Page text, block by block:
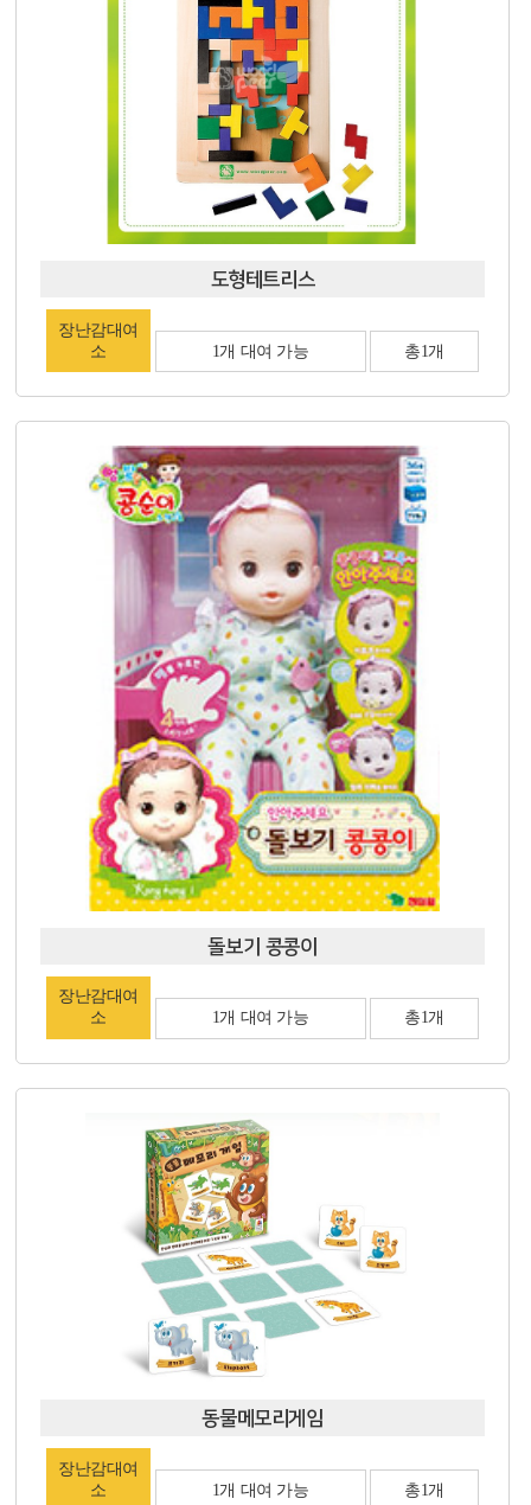
도형테트리스
장난감대여
소
1개 대여 가능 총1개
돌보기 콩콩이
장난감대여
소
1개 대여 가능 총1개
동물메모리게임
장난감대여
소
1개 대여 가능 총1개